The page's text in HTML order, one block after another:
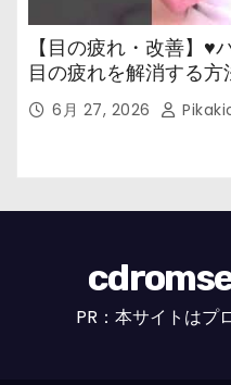
【目の疲れ・改善】♥
目の疲れを解消する
市の女性・美容鍼灸・
6月 27, 2026
PR：本サイトはプ